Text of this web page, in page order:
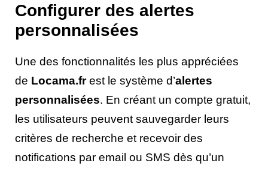
Configurer des alertes
personnalisées
Une des fonctionnalités les plus appréciées
de Locama.frest le système d’alertes
personnalisées. En créant un compte gratuit,
les utilisateurs peuvent sauvegarder leurs
critères de recherche et recevoir des
notifications par email ou SMS dès qu’un